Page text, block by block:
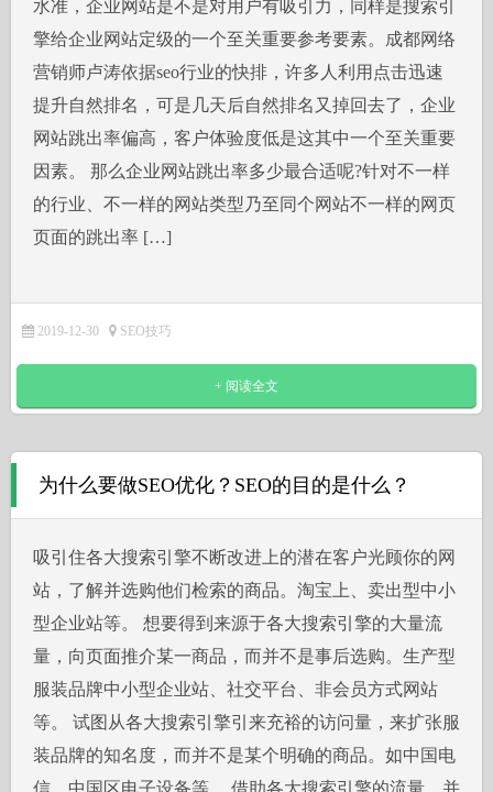
水准，企业网站是不是对用户有吸引力，同样是搜索引
擎给企业网站定级的一个至关重要参考要素。成都网络
营销师卢涛依据seo行业的快排，许多人利用点击迅速
提升自然排名，可是几天后自然排名又掉回去了，企业
网站跳出率偏高，客户体验度低是这其中一个至关重要
因素。 那么企业网站跳出率多少最合适呢?针对不一样
的行业、不一样的网站类型乃至同个网站不一样的网页
页面的跳出率 […]
2019-12-30 SEO技巧
+ 阅读全文
为什么要做SEO优化？SEO的目的是什么？
吸引住各大搜索引擎不断改进上的潜在客户光顾你的网
站，了解并选购他们检索的商品。淘宝上、卖出型中小
型企业站等。 想要得到来源于各大搜索引擎的大量流
量，向页面推介某一商品，而并不是事后选购。生产型
服装品牌中小型企业站、社交平台、非会员方式网站
等。 试图从各大搜索引擎引来充裕的访问量，来扩张服
装品牌的知名度，而并不是某个明确的商品。如中国电
信、中国区电子设备等。 借助各大搜索引擎的流量，并